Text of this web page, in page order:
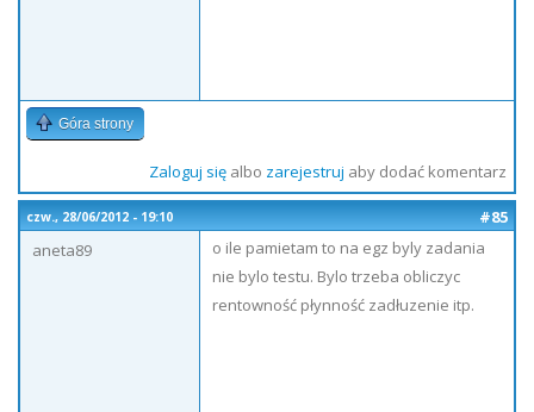
Góra strony
Zaloguj sięalbo zarejestruj aby dodać komentarz
czw., 28/06/2012 - 19:10
#85
aneta89
o ile pamietam to na egz byly zadania
nie bylo testu. Bylo trzeba obliczyc
rentowność płynność zadłuzenie itp.